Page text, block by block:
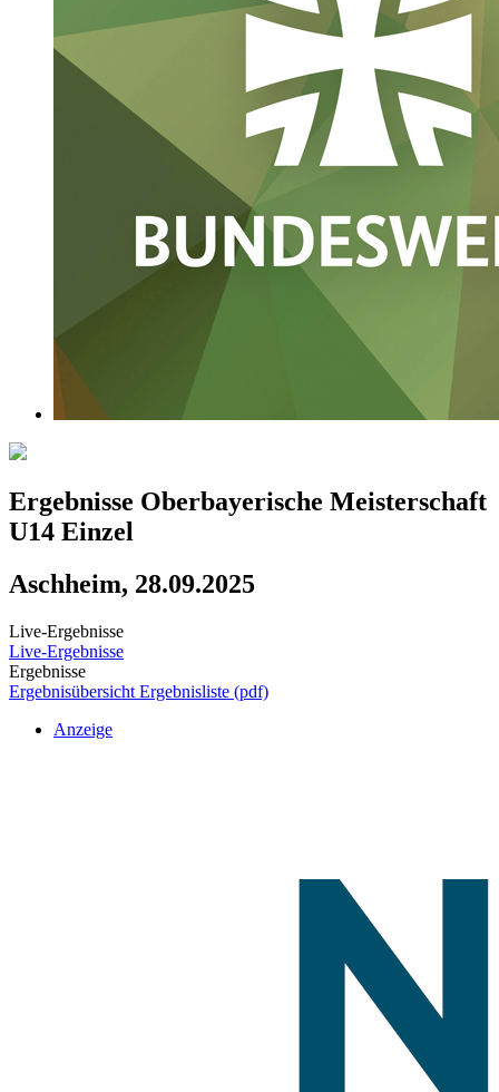
Ergebnisse Oberbayerische Meisterschaft
U14 Einzel
Aschheim, 28.09.2025
Live-Ergebnisse
Live-Ergebnisse
Ergebnisse
Ergebnisübersicht Ergebnisliste (pdf)
Anzeige